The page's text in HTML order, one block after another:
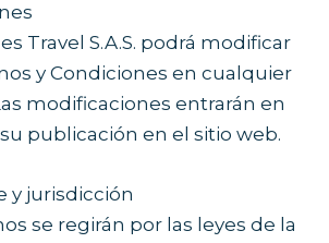
Travel S.A.S. podrá modificar
y Condiciones en cualquier
modificaciones entrarán en
publicación en el sitio web.
y jurisdicción
se regirán por las leyes de la